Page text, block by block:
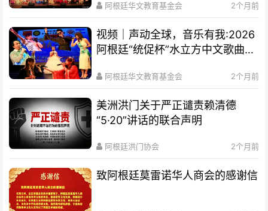
阿根廷华文教育基金会 2个月前
视频｜声动全球，音乐有我:2026
阿根廷“统促杯”水立方中文歌曲大
阿根廷华文教育基金会 2个月前
美洲洪门关于严正谴责赖清德
“5·20”讲话的联合声明
阿根廷洪门协会 2个月前
致阿根廷莫雷诺华人商会的感谢信